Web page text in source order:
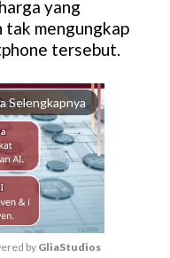
yang
tak mengungkap
tersebut.
Selengkapnya
by GliaStudios